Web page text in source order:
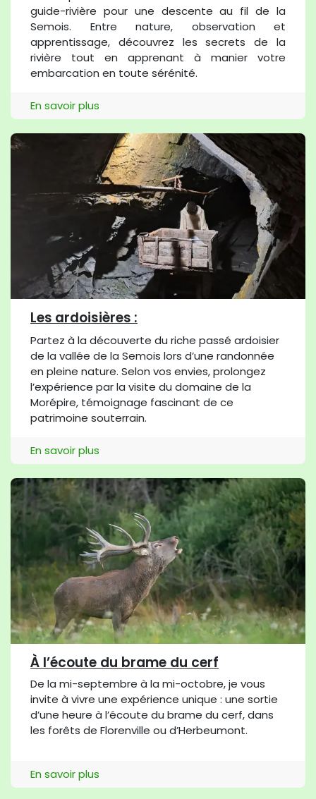
guide-rivière pour une descente au fil de la
Semois. Entre nature, observation et
apprentissage, découvrez les secrets de la
rivière tout en apprenant à manier votre
embarcation en toute sérénité.
En savoir plus
Les ardoisières :
Partez à la découverte du riche passé ardoisier
de la vallée de la Semois lors d’une randonnée
en pleine nature. Selon vos envies, prolongez
l’expérience par la visite du domaine de la
Morépire, témoignage fascinant de ce
patrimoine souterrain.
En savoir plus
À l’écoute du brame du cerf
De la mi-septembre à la mi-octobre, je vous
invite à vivre une expérience unique : une sortie
d’une heure à l’écoute du brame du cerf, dans
les forêts de Florenville ou d’Herbeumont.
En savoir plus